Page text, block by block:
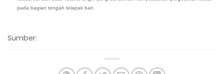
pada bagian tengah telapak ban
Sumber: